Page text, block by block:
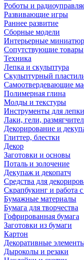
Роботы и
Развивающие игры
Раннее развитие
Сборные модели
Интерьерные
Сопутствующие товары
Техника
Лепка и скульптура
Скульптурный
Самоотвердевающие
Полимерная глина
Молды и текстуры
Инструменты для лепки
Лаки, гели,
Декорирование и
Глиттер, блестки
Декор
Заготовки и основы
Поталь и золочение
Декупаж и декопатч
Средства для
Скрапбукинг и работа
Бумажные материалы
Бумага для творчества
Гофрированная бумага
Заготовки из бумаги
Картон
Декоративные
Дыроколы и резаки